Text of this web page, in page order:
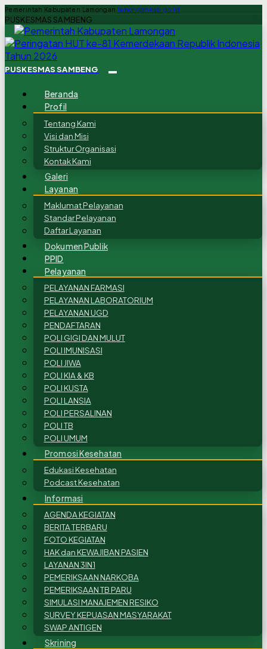
Pemerintah Kabupaten Lamongan lamongankab.go.id
PUSKESMAS SAMBENG
PUSKESMAS SAMBENG
Beranda
Profil
Tentang Kami
Visi dan Misi
Struktur Organisasi
Kontak Kami
Galeri
Layanan
Maklumat Pelayanan
Standar Pelayanan
Daftar Layanan
Dokumen Publik
PPID
Pelayanan
PELAYANAN FARMASI
PELAYANAN LABORATORIUM
PELAYANAN UGD
PENDAFTARAN
POLI GIGI DAN MULUT
POLI IMUNISASI
POLI JIWA
POLI KIA & KB
POLI KUSTA
POLI LANSIA
POLI PERSALINAN
POLI TB
POLI UMUM
Promosi Kesehatan
Edukasi Kesehatan
Podcast Kesehatan
Informasi
AGENDA KEGIATAN
BERITA TERBARU
FOTO KEGIATAN
HAK dan KEWAJIBAN PASIEN
LAYANAN 3IN1
PEMERIKSAAN NARKOBA
PEMERIKSAAN TB PARU
SIMULASI MANAJEMEN RESIKO
SURVEY KEPUASAN MASYARAKAT
SWAP ANTIGEN
Skrining